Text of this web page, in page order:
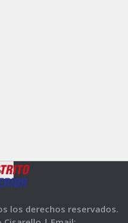
los derechos reservados.